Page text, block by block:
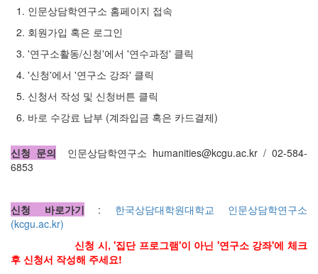
1. 인문상담학연구소 홈페이지 접속
2. 회원가입 혹은 로그인
3. '연구소활동/신청'에서 '연수과정' 클릭
4. '신청'에서 '연구소 강좌' 클릭
5. 신청서 작성 및 신청버튼 클릭
6. 바로 수강료 납부 (계좌입금 혹은 카드결제)
신청 문의 인문상담학연구소 humanities@kcgu.ac.kr / 02-584-
6853
신청 바로가기 : 한국상담대학원대학교 인문상담학연구소
(kcgu.ac.kr)
신청 시, '집단 프로그램'이 아닌 '연구소 강좌'에 체크
후 신청서 작성해 주세요!